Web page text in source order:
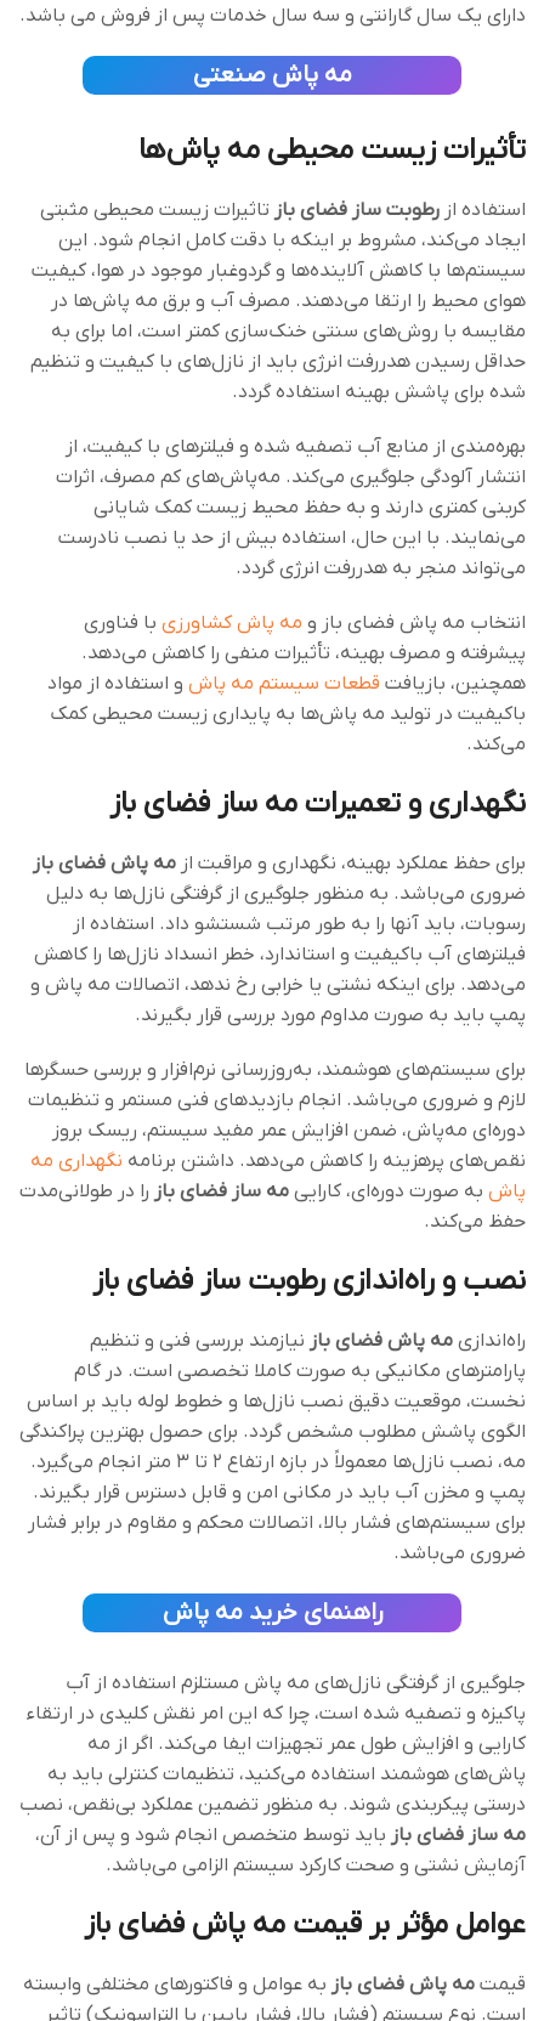
دارای یک سال گارانتی و سه سال خدمات پس از فروش می باشد.
مه پاش صنعتی
تأثیرات زیست ‌محیطی مه پاش‌ها
استفاده از رطوبت ساز فضای باز تاثیرات زیست ‌محیطی مثبتی
ایجاد می‌کند، مشروط بر اینکه با دقت کامل انجام شود. این
سیستم‌ها با کاهش آلاینده‌ها و گردوغبار موجود در هوا، کیفیت
هوای محیط را ارتقا می‌دهند. مصرف آب و برق مه پاش‌ها در
مقایسه با روش‌های سنتی خنک‌سازی کمتر است، اما برای به
حداقل رسیدن هدررفت انرژی باید از نازل‌های با کیفیت و تنظیم
شده برای پاشش بهینه استفاده گردد.
بهره‌مندی از منابع آب تصفیه شده و فیلترهای با کیفیت، از
انتشار آلودگی جلوگیری می‌کند. مه‌پاش‌های کم مصرف، اثرات
کربنی کمتری دارند و به حفظ محیط زیست کمک شایانی
می‌نمایند. با این حال، استفاده بیش از حد یا نصب نادرست
می‌تواند منجر به هدررفت انرژی گردد.
انتخاب مه‌ پاش فضای باز و مه پاش کشاورزی با فناوری
پیشرفته و مصرف بهینه، تأثیرات منفی را کاهش می‌دهد.
همچنین، بازیافت قطعات سیستم مه پاش و استفاده از مواد
باکیفیت در تولید مه پاش‌ها به پایداری زیست ‌محیطی کمک
می‌کند.
نگهداری و تعمیرات مه ساز فضای باز
برای حفظ عملکرد بهینه، نگهداری و مراقبت از مه‌ پاش فضای باز
ضروری می‌باشد. به منظور جلوگیری از گرفتگی نازل‌ها به دلیل
رسوبات، باید آنها را به طور مرتب شستشو داد. استفاده از
فیلترهای آب باکیفیت و استاندارد، خطر انسداد نازل‌ها را کاهش
می‌دهد. برای اینکه نشتی یا خرابی رخ ندهد، اتصالات مه پاش و
پمپ باید به صورت مداوم مورد بررسی قرار بگیرند.
برای سیستم‌های هوشمند، به‌روزرسانی نرم‌افزار و بررسی حسگرها
لازم و ضروری می‌باشد. انجام بازدیدهای فنی مستمر و تنظیمات
دوره‌ای مه‌پاش، ضمن افزایش عمر مفید سیستم، ریسک بروز
نقص‌های پرهزینه را کاهش می‌دهد. داشتن برنامه نگهداری مه
پاش به صورت دوره‌ای، کارایی مه ساز فضای باز را در طولانی‌مدت
حفظ می‌کند.
نصب و راه‌اندازی رطوبت ساز فضای باز
راه‌اندازی مه‌ پاش فضای باز نیازمند بررسی فنی و تنظیم
پارامترهای مکانیکی به‌ صورت کاملا تخصصی است. در گام
نخست، موقعیت دقیق نصب نازل‌ها و خطوط لوله باید بر اساس
الگوی پاشش مطلوب مشخص گردد. برای حصول بهترین پراکندگی
مه، نصب نازل‌ها معمولاً در بازه ارتفاع ۲ تا ۳ متر انجام می‌گیرد.
پمپ و مخزن آب باید در مکانی امن و قابل‌ دسترس قرار بگیرند.
برای سیستم‌های فشار بالا، اتصالات محکم و مقاوم در برابر فشار
ضروری می‌باشد.
راهنمای خرید مه پاش
جلوگیری از گرفتگی نازل‌های مه‌ پاش مستلزم استفاده از آب
پاکیزه و تصفیه شده است، چرا که این امر نقش کلیدی در ارتقاء
کارایی و افزایش طول عمر تجهیزات ایفا می‌کند. اگر از مه
پاش‌های هوشمند استفاده می‌کنید، تنظیمات کنترلی باید به
‌درستی پیکربندی شوند. به منظور تضمین عملکرد بی‌نقص، نصب
مه ساز فضای باز باید توسط متخصص انجام شود و پس از آن،
آزمایش نشتی و صحت کارکرد سیستم الزامی می‌باشد.
عوامل مؤثر بر قیمت مه پاش‌ فضای باز
قیمت مه‌ پاش فضای باز به عوامل و فاکتورهای مختلفی وابسته
است. نوع سیستم (فشار بالا، فشار پایین یا التراسونیک) تاثیر